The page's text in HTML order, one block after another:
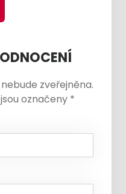
zveřejněna.
označeny *